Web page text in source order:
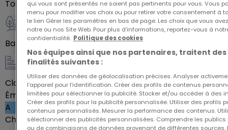
parents et familles, faite d'un logement
composant la résidence Topaze, votre lieu de vie
ou votre investissement immobilier.
Toilettes séparées2
Extérieur
Balcon44m²
Energie / Chauffage
Classe énergétiqueVide
Émission de gaz à effet de serre (GES)
A
Chauffage au gazOui
qui vous sont présentés ne soient pas pertinents pour vous. Vous
menu pour modifier vos choix ou pour retirer votre consentement à
le lien Gérer les paramètres en bas de page. Les choix que vous
notre ou nos Site Web. Pour plus d’informations, reportez-vous à
confidentialité. Politique des cookies
Nos équipes ainsi que nos partenaires, traitent
finalités suivantes :
Utiliser des données de géolocalisation précises. Analyser
l’appareil pour l’identification. Créer des profils de contenus
limitées pour sélectionner la publicité. Stocker et/ou accéder à des
Créer des profils pour la publicité personnalisée. Utiliser des profils
contenus personnalisés. Mesurer la performance des contenus.
sélectionner des publicités personnalisées. Comprendre les
ou de combinaisons de données provenant de différentes sources.